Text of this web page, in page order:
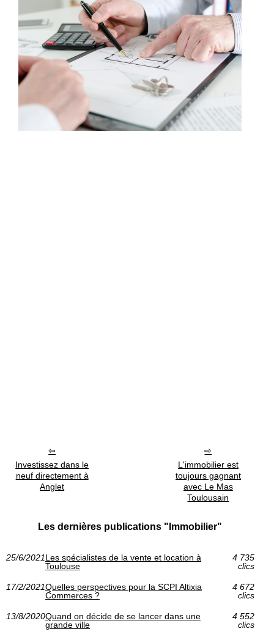
Investissez dans le
neuf directement à
Anglet
L'immobilier est
toujours gagnant
avec Le Mas
Toulousain
Les dernières publications "Immobilier"
25/6/2021Les spécialistes de la vente et location à
Toulouse
4 735
clics
17/2/2021Quelles perspectives pour la SCPI Altixia
Commerces ?
4 672
clics
13/8/2020Quand on décide de se lancer dans une
grande ville
4 552
clics